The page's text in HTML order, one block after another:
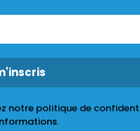
notre politique de